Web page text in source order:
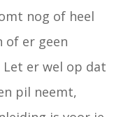
nog of heel
of er geen
er wel op dat
pil neemt,